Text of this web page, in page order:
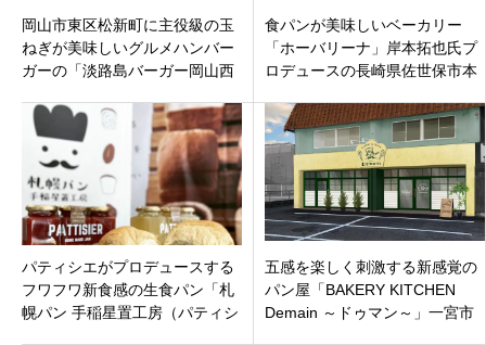
岡山市東区松新町に主役級の玉
ねぎが美味しいグルメハンバー
ガーの「淡路島バーガー岡山西
食パンが美味しいベーカリー
「ホーバリーナ」岸本拓也氏プ
ロデュースの長崎県佐世保市本
パティシエがプロデュースする
フワフワ新食感の生食パン「札
幌パン 手稲星置工房（パティシ
五感を楽しく刺激する新感覚の
パン屋「BAKERY KITCHEN
Demain ～ドゥマン～」一宮市